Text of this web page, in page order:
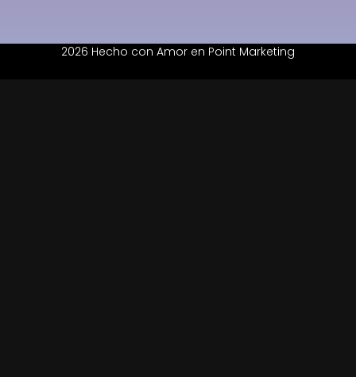
2026 Hecho con Amor en Point Marketing